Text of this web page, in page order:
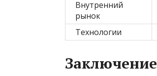
Внутренний
рынок
Технологии
Заключение